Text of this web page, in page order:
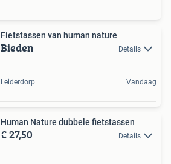
Fietstassen van human nature
Bieden Details
Leiderdorp Vandaag
Human Nature dubbele fietstassen
€ 27,50 Details